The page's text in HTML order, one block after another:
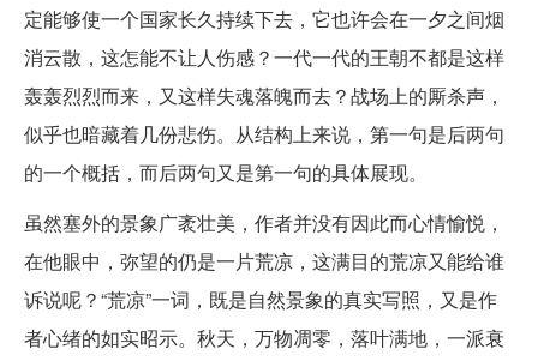
定能够使一个国家长久持续下去，它也许会在一夕之间烟
消云散，这怎能不让人伤感？一代一代的王朝不都是这样
轰轰烈烈而来，又这样失魂落魄而去？战场上的厮杀声，
似乎也暗藏着几份悲伤。从结构上来说，第一句是后两句
的一个概括，而后两句又是第一句的具体展现。
虽然塞外的景象广袤壮美，作者并没有因此而心情愉悦，
在他眼中，弥望的仍是一片荒凉，这满目的荒凉又能给谁
诉说呢？“荒凉”一词，既是自然景象的真实写照，又是作
者心绪的如实昭示。秋天，万物凋零，落叶满地，一派衰